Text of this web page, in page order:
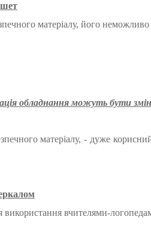
матеріалу, його
обладнання можуть бути
матеріалу, - дуже
використання вчителями-